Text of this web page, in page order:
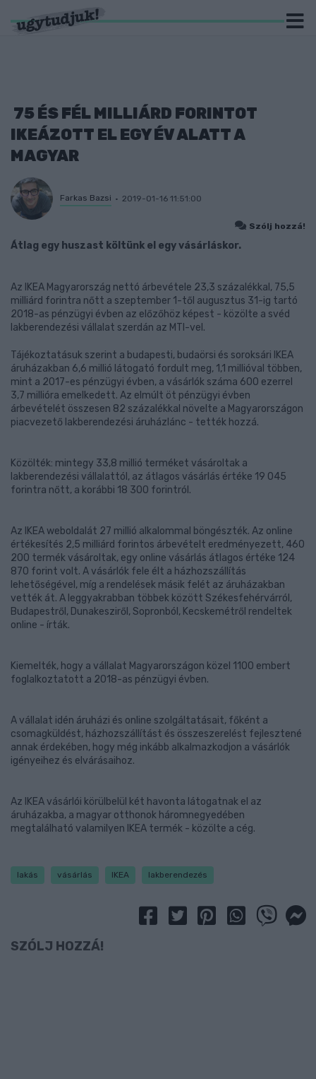
75 ÉS FÉL MILLIÁRD FORINTOT
IKEÁZOTT EL EGY ÉV ALATT A
MAGYAR
Farkas Bazsi 2019-01-16 11:51:00
Szólj hozzá!
Átlag egy huszast költünk el egy vásárláskor.
Az IKEA Magyarország nettó árbevétele 23,3 százalékkal, 75,5
milliárd forintra nőtt a szeptember 1-től augusztus 31-ig tartó
2018-as pénzügyi évben az előzőhöz képest - közölte a svéd
lakberendezési vállalat szerdán az MTI-vel.
Tájékoztatásuk szerint a budapesti, budaörsi és soroksári IKEA
áruházakban 6,6 millió látogató fordult meg, 1,1 millióval többen,
mint a 2017-es pénzügyi évben, a vásárlók száma 600 ezerrel
3,7 millióra emelkedett. Az elmúlt öt pénzügyi évben
árbevételét összesen 82 százalékkal növelte a Magyarországon
piacvezető lakberendezési áruházlánc - tették hozzá.
Közölték: mintegy 33,8 millió terméket vásároltak a
lakberendezési vállalattól, az átlagos vásárlás értéke 19 045
forintra nőtt, a korábbi 18 300 forintról.
Az IKEA weboldalát 27 millió alkalommal böngészték. Az online
értékesítés 2,5 milliárd forintos árbevételt eredményezett, 460
200 termék vásároltak, egy online vásárlás átlagos értéke 124
870 forint volt. A vásárlók fele élt a házhozszállítás
lehetőségével, míg a rendelések másik felét az áruházakban
vették át. A leggyakrabban többek között Székesfehérvárról,
Budapestről, Dunakesziről, Sopronból, Kecskemétről rendeltek
online - írták.
Kiemelték, hogy a vállalat Magyarországon közel 1100 embert
foglalkoztatott a 2018-as pénzügyi évben.
A vállalat idén áruházi és online szolgáltatásait, főként a
csomagküldést, házhozszállítást és összeszerelést fejlesztené
annak érdekében, hogy még inkább alkalmazkodjon a vásárlók
igényeihez és elvárásaihoz.
Az IKEA vásárlói körülbelül két havonta látogatnak el az
áruházakba, a magyar otthonok háromnegyedében
megtalálható valamilyen IKEA termék - közölte a cég.
lakás vásárlás IKEA lakberendezés
SZÓLJ HOZZÁ!